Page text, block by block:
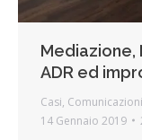
Mediazione,
ADR ed
Casi, Comunicazioni
14 Gennaio 2019